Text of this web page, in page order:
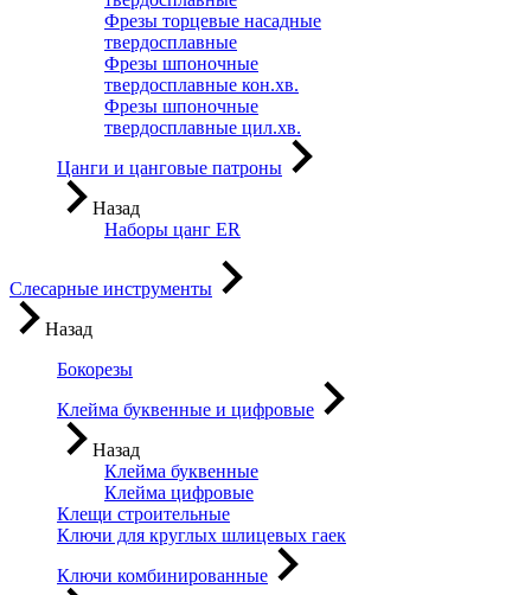
Фрезы торцевые насадные
твердосплавные
Фрезы шпоночные
твердосплавные кон.хв.
Фрезы шпоночные
твердосплавные цил.хв.
Цанги и цанговые патроны
Назад
Наборы цанг ER
Слесарные инструменты
Назад
Бокорезы
Клейма буквенные и цифровые
Назад
Клейма буквенные
Клейма цифровые
Клещи строительные
Ключи для круглых шлицевых гаек
Ключи комбинированные